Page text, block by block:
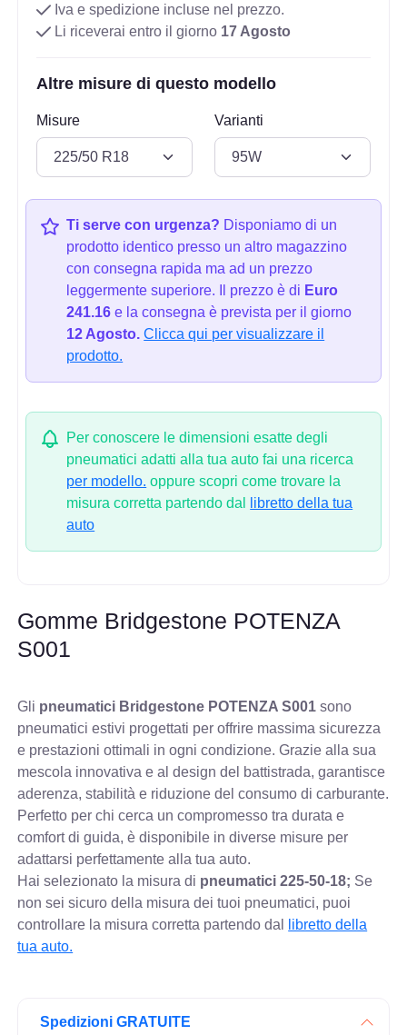
Iva e spedizione incluse nel prezzo.
Li riceverai entro il giorno 17 Agosto
Altre misure di questo modello
Misure Varianti
Ti serve con urgenza? Disponiamo di un
prodotto identico presso un altro magazzino
con consegna rapida ma ad un prezzo
leggermente superiore. Il prezzo è di Euro
241.16 e la consegna è prevista per il giorno
12 Agosto. Clicca qui per visualizzare il
prodotto.
Per conoscere le dimensioni esatte degli
pneumatici adatti alla tua auto fai una ricerca
per modello. oppure scopri come trovare la
misura corretta partendo dal
libretto della tua
auto
Gomme Bridgestone POTENZA
S001
Gli pneumatici Bridgestone POTENZA S001 sono
pneumatici estivi progettati per offrire massima sicurezza
e prestazioni ottimali in ogni condizione. Grazie alla sua
mescola innovativa e al design del battistrada, garantisce
aderenza, stabilità e riduzione del consumo di carburante.
Perfetto per chi cerca un compromesso tra durata e
comfort di guida, è disponibile in diverse misure per
adattarsi perfettamente alla tua auto.
Hai selezionato la misura di pneumatici225-50-18; Se
non sei sicuro della misura dei tuoi pneumatici, puoi
controllare la misura corretta partendo dal
libretto della
tua auto.
Spedizioni GRATUITE